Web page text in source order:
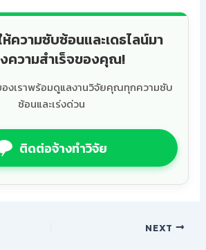
ความซับซ้อนและเดธไลน์มา
ความสำเร็จของคุณ!
งเราพร้อมดูแลงานวิจัยคุณทุกความซับ
ซ้อนและเร่งด่วน
ติดต่อจ้างทำวิจัย
NEXT